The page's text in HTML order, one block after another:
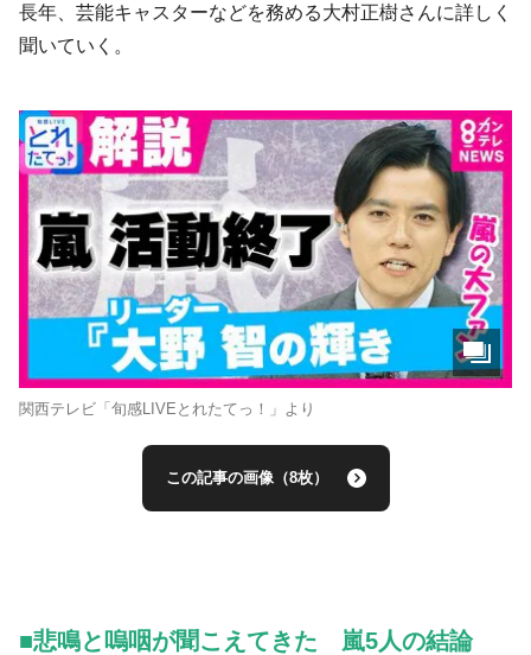
長年、芸能キャスターなどを務める大村正樹さんに詳しく
聞いていく。
関西テレビ「旬感LIVEとれたてっ！」より
この記事の画像（8枚）
■悲鳴と嗚咽が聞こえてきた 嵐5人の結論